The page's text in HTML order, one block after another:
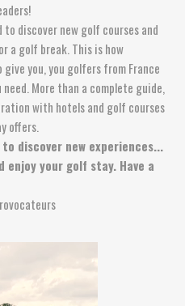
discover new golf courses and
a golf break. This is how
give you, you golfers from France
More than a complete guide,
with hotels and golf courses
offers.
discover new experiences...
your golf stay. Have a